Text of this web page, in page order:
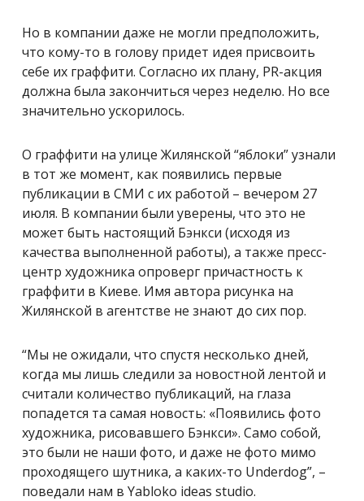
Но в компании даже не могли предположить,
что кому-то в голову придет идея присвоить
себе их граффити. Согласно их плану, PR-акция
должна была закончиться через неделю. Но все
значительно ускорилось.
О граффити на улице Жилянской “яблоки” узнали
в тот же момент, как появились первые
публикации в СМИ с их работой – вечером 27
июля. В компании были уверены, что это не
может быть настоящий Бэнкси (исходя из
качества выполненной работы), а также пресс-
центр художника опроверг причастность к
граффити в Киеве. Имя автора рисунка на
Жилянской в агентстве не знают до сих пор.
“Мы не ожидали, что спустя несколько дней,
когда мы лишь следили за новостной лентой и
считали количество публикаций, на глаза
попадется та самая новость: «Появились фото
художника, рисовавшего Бэнкси». Само собой,
это были не наши фото, и даже не фото мимо
проходящего шутника, а каких-то Underdog”, –
поведали нам в Yabloko ideas studio.